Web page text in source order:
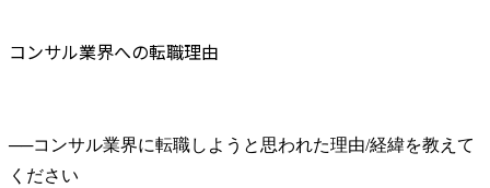
コンサル業界への転職理由
──コンサル業界に転職しようと思われた理由/経緯を教えて